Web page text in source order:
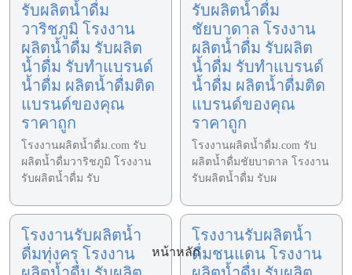
รับผลิตน้ำดื่ม
วาริชภูมิ โรงงาน
ผลิตน้ำดื่ม รับผลิต
น้ำดื่ม รับทำแบรนด์
น้ำดื่ม ผลิตน้ำดื่มติด
แบรนด์ของคุณ
ราคาถูก
โรงงานผลิตน้ำดื่ม.com รับ
ผลิตน้ำดื่มวาริชภูมิ โรงงาน
รับผลิตน้ำดื่ม รับ
รับผลิตน้ำดื่ม
ชัยบาดาล โรงงาน
ผลิตน้ำดื่ม รับผลิต
น้ำดื่ม รับทำแบรนด์
น้ำดื่ม ผลิตน้ำดื่มติด
แบรนด์ของคุณ
ราคาถูก
โรงงานผลิตน้ำดื่ม.com รับ
ผลิตน้ำดื่มชัยบาดาล โรงงาน
รับผลิตน้ำดื่ม รับผ
โรงงานรับผลิตน้ำ
ดื่มทุ่งครุ โรงงาน
โรงงานรับผลิตน้ำ
ดื่มชนแดน โรงงาน
หน้าหลัก